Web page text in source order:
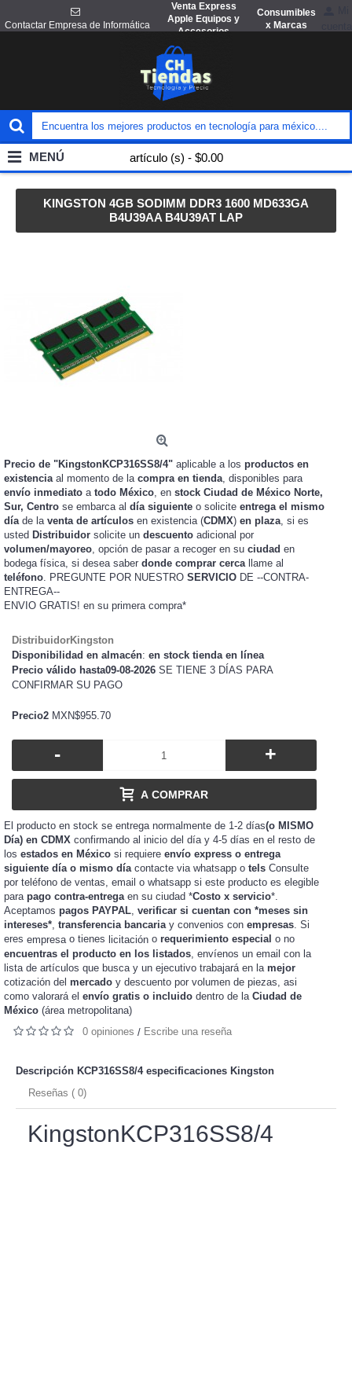
Contactar Empresa de Informática
Venta Express
Apple Equipos y
Accesorios
Consumibles
x Marcas
artículo (s) - $0.00
MENÚ
KINGSTON 4GB SODIMM DDR3 1600 MD633GA
B4U39AA B4U39AT LAP
Precio de "KingstonKCP316SS8/4" aplicable a los productos en
existenciaal momento de la compra en tienda, disponibles para
envío inmediato a todo México, en stock Ciudad de México Norte,
Sur, Centro se embarca al día siguiente o solicite entrega el mismo
díade la venta de artículos en existencia (CDMX) en plaza, si es
usted Distribuidor solicite un descuento adicional por
volumen/mayoreo, opción de pasar a recoger en su ciudad en
bodega física, si desea saber donde comprar cercallame al
teléfono. PREGUNTE POR NUESTRO SERVICIO DE --CONTRA-
ENTREGA--
ENVIO GRATIS! en su primera compra*
DistribuidorKingston
Disponibilidad en almacén: en stock tienda en línea
Precio válido hasta09-08-2026 SE TIENE 3 DÍAS PARA
CONFIRMAR SU PAGO
Precio2 MXN$955.70
- +
A COMPRAR
El producto en stock se entrega normalmente de 1-2 días(o MISMO
Día) en CDMX confirmando al inicio del día y 4-5 días en el resto de
los estados en México si requiere envío express o entrega
siguiente día o mismo díacontacte via whatsapp o tels Consulte
por teléfono de ventas, email o whatsapp si este producto es elegible
para pago contra-entregaen su ciudad *Costo x servicio*.
Aceptamos pagos PAYPAL, verificar si cuentan con *meses sin
intereses*, transferencia bancariay convenios con empresas. Si
eres empresa o tienes licitación o requerimiento especial o no
encuentras el producto en los listados , envíenos un email con la
lista de artículos que busca y un ejecutivo trabajará en la mejor
cotización del mercado y descuento por volumen de piezas, asi
como valorará el envío gratis o incluido dentro de la Ciudad de
México (área metropolitana)
0 opiniones / Escribe una reseña
Descripción KCP316SS8/4 especificaciones Kingston
Reseñas ( 0)
KingstonKCP316SS8/4